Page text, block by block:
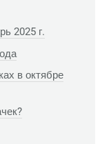
2025 г.
в октябре